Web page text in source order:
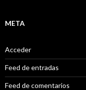
META
Acceder
Feed de entradas
Feed de comentarios